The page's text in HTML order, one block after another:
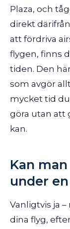
Plaza, och
direkt
att fördriva
flygen, finns
tiden. Den
som avgör
mycket tid
göra utan att
kan.
Kan
under
Vanligtvis ja
dina flyg,